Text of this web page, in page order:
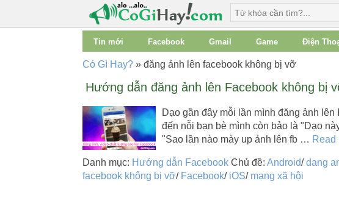
Tin mới Facebook Gmail Game Điện
Có Gì Hay? »đăng ảnh lên facebook không bị vỡ
Hướng dẫn đăng ảnh lên Facebook không bị
Dạo gần đây mỗi lần mình đăng ảnh
đến nỗi bạn bè mình còn bảo là "Dạo
"Sao lần nào mày up ảnh lên fb … Read
Danh mục: Hướng dẫn Facebook Chủ đề: Android/dang
facebook không bị vỡ/ Facebook/ iOS/ mạng xã hội